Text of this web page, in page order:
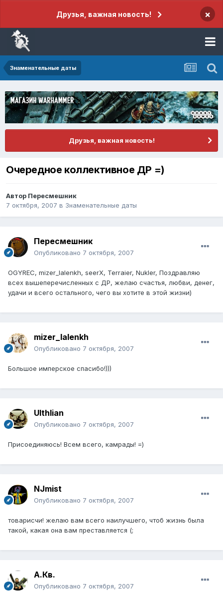
Друзья, важная новость! ×
Знаменательные даты
Друзья, важная новость!
Очередное коллективное ДР =)
Автор Пересмешник
7 октября, 2007 в Знаменательные даты
Пересмешник
Опубликовано 7 октября, 2007
OGYREC, mizer_lalenkh, seerX, Terraier, Nukler, Поздравляю
всех вышеперечисленных с ДР, желаю счастья, любви, денег,
удачи и всего остального, чего вы хотите в этой жизни)
mizer_lalenkh
Опубликовано 7 октября, 2007
Большое имперское спасибо!)))
Ulthlian
Опубликовано 7 октября, 2007
Присоединяюсь! Всем всего, камрады! =)
NJmist
Опубликовано 7 октября, 2007
товарисчи! желаю вам всего наилучшего, чтоб жизнь была
такой, какая она вам преставляется (;
А.Кв.
Опубликовано 7 октября, 2007